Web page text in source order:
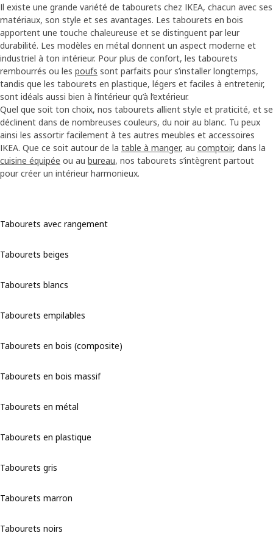
Il existe une grande variété de tabourets chez IKEA, chacun avec ses
matériaux, son style et ses avantages. Les tabourets en bois
apportent une touche chaleureuse et se distinguent par leur
durabilité. Les modèles en métal donnent un aspect moderne et
industriel à ton intérieur. Pour plus de confort, les tabourets
rembourrés ou les poufs sont parfaits pour s’installer longtemps,
tandis que les tabourets en plastique, légers et faciles à entretenir,
sont idéals aussi bien à l’intérieur qu’à l’extérieur.
Quel que soit ton choix, nos tabourets allient style et praticité, et se
déclinent dans de nombreuses couleurs, du noir au blanc. Tu peux
ainsi les assortir facilement à tes autres meubles et accessoires
IKEA. Que ce soit autour de la table à manger, au comptoir, dans la
cuisine équipée ou au bureau, nos tabourets s’intègrent partout
pour créer un intérieur harmonieux.
Tabourets avec rangement
Tabourets beiges
Tabourets blancs
Tabourets empilables
Tabourets en bois (composite)
Tabourets en bois massif
Tabourets en métal
Tabourets en plastique
Tabourets gris
Tabourets marron
Tabourets noirs